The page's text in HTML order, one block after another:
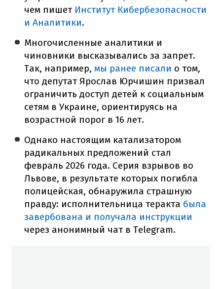
чем пишет Институт Кибербезопасности
и Аналитики.
Многочисленные аналитики и
чиновники высказывались за запрет.
Так, например, мы ранее писали о том,
что депутат Ярослав Юрчишин призвал
ограничить доступ детей к социальным
сетям в Украине, ориентируясь на
возрастной порог в 16 лет.
Однако настоящим катализатором
радикальных предложений стал
февраль 2026 года. Серия взрывов во
Львове, в результате которых погибла
полицейская, обнаружила страшную
правду: исполнительница теракта была
завербована и получала инструкции
через анонимный чат в Telegram.